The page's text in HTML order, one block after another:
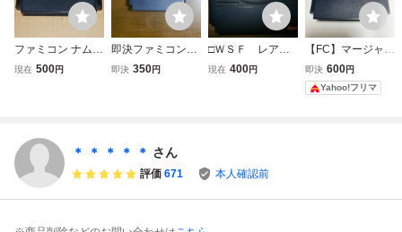
ファミコン ナムコ
ット麻雀3 ナムコ
現在 500円
即決ファミコンソ
フト ナムコット
即決 350円
□ＷＳＦ レアソ
フト ナムコット
現在 400円
【FC】マージャン
天国 ナムコット
麻雀Ⅲ 動作確認
済 ファミコン
即決 600円
Yahoo!フリマ
＊ ＊ ＊ ＊ ＊ さん
評価 671 本人確認前